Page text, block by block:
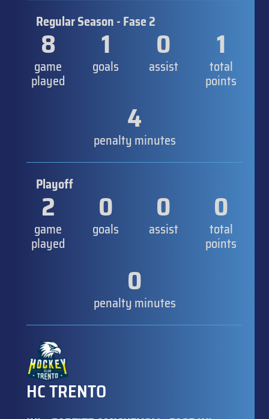
Regular Season - Fase 2
8
game
played
1
goals
0
assist
1
total
points
4
penalty minutes
Playoff
2
game
played
0
goals
0
assist
0
total
points
0
penalty minutes
HC TRENTO